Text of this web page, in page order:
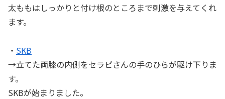
太ももはしっかりと付け根のところまで刺激を与えてくれ
ます。
・ SKB
→立てた両膝の内側をセラピさんの手のひらが駆け下りま
す。
SKBが始まりました。